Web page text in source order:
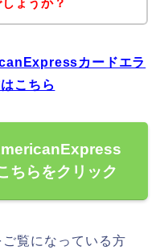
ょうか？
カードエラ
こちら
ちらをクリック
覧になっている方